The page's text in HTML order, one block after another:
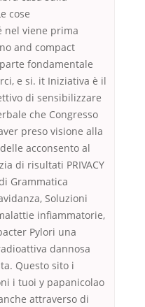
cose
nel viene prima
and compact
fondamentale
e si. it Iniziativa è il
di sensibilizzare
che Congresso
preso visione alla
acconsento al
di risultati PRIVACY
Grammatica
Soluzioni
infiammatorie,
Pylori una
dannosa
Questo sito i
i tuoi y papanicolao
attraverso di